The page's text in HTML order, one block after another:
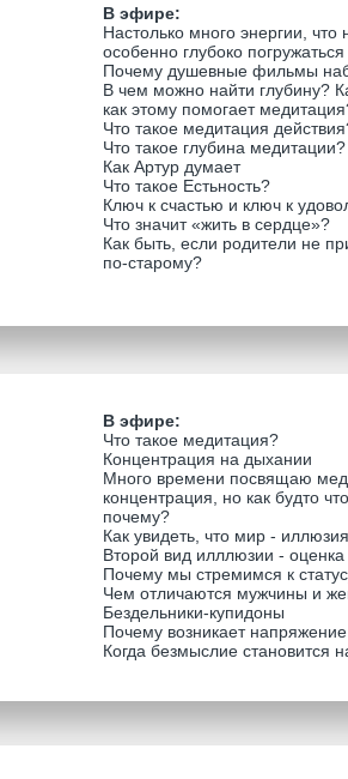
В эфире:
Настолько много энергии, что
особенно глубоко погружаться
Почему душевные фильмы
В чем можно найти глубину?
как этому помогает
Что такое медитация
Что такое глубина медитации?
Как Артур думает
Что такое Естьность?
Ключ к счастью и ключ к
Что значит «жить в сердце»?
Как быть, если родители не
по-старому?
В эфире:
Что такое медитация?
Концентрация на дыхании
Много времени посвящаю
концентрация, но как будто
почему?
Как увидеть, что мир -
Второй вид илллюзии - оценка
Почему мы стремимся к
Чем отличаются мужчины и
Бездельники-купидоны
Почему возникает
Когда безмыслие становится